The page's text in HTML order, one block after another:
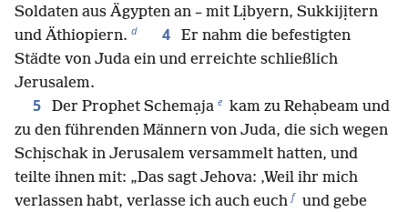
Soldaten aus Ägypten an – mit Lịbyern, Sukkijịtern
und Äthiopiern. d 4
Er nahm die befestigten
Städte von Juda ein und erreichte schließlich
Jerusalem.
5 Der Prophet Schemạja e kam zu Rehạbeam und
zu den führenden Männern von Juda, die sich wegen
Schịschak in Jerusalem versammelt hatten, und
teilte ihnen mit: „Das sagt Jehova: ‚Weil ihr mich
verlassen habt, verlasse ich auch euch f und gebe